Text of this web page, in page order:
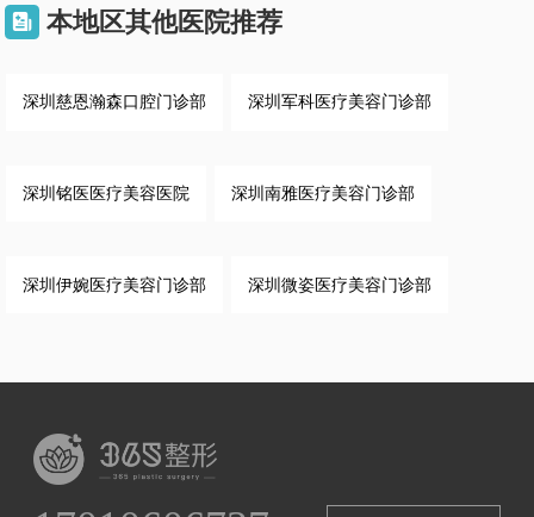
 本地区其他医院推荐
深圳慈恩瀚森口腔门诊部 深圳军科医疗美容门诊部
深圳铭医医疗美容医院 深圳南雅医疗美容门诊部
深圳伊婉医疗美容门诊部 深圳微姿医疗美容门诊部